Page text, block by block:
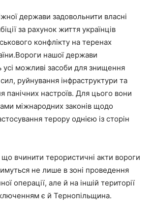
держави задовольнити власні
за рахунок життя українців
конфлікту на теренах
нашої держави
усі можливі засоби для знищення
руйнування інфраструктури та
панічних настроїв. Для цього вони
міжнародних законів щодо
терору однією із сторін
що вчинити терористичні акти вороги
не лише в зоні проведення
операції, але й на іншій території
є й Тернопільщина.